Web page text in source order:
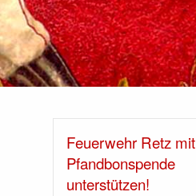
Feuerwehr Retz mit
Pfandbonspende
unterstützen!